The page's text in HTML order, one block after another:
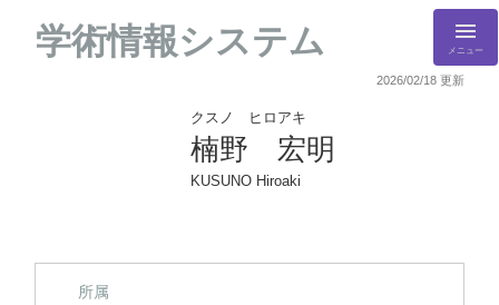
学術情報システム メニュー
2026/02/18 更新
クスノ ヒロアキ
楠野 宏明
KUSUNO Hiroaki
所属